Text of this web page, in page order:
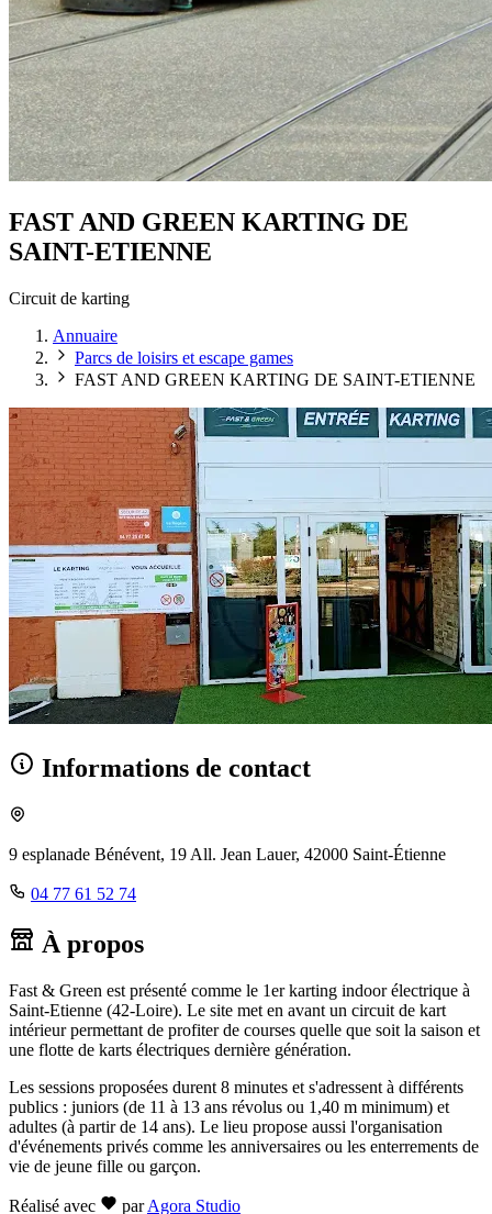
FAST AND GREEN KARTING DE
SAINT-ETIENNE
Circuit de karting
Annuaire
Parcs de loisirs et escape games
FAST AND GREEN KARTING DE SAINT-ETIENNE
Informations de contact
9 esplanade Bénévent, 19 All. Jean Lauer, 42000 Saint-Étienne
04 77 61 52 74
À propos
Fast & Green est présenté comme le 1er karting indoor électrique à
Saint-Etienne (42-Loire). Le site met en avant un circuit de kart
intérieur permettant de profiter de courses quelle que soit la saison et
une flotte de karts électriques dernière génération.
Les sessions proposées durent 8 minutes et s'adressent à différents
publics : juniors (de 11 à 13 ans révolus ou 1,40 m minimum) et
adultes (à partir de 14 ans). Le lieu propose aussi l'organisation
d'événements privés comme les anniversaires ou les enterrements de
vie de jeune fille ou garçon.
Réalisé avec par Agora Studio